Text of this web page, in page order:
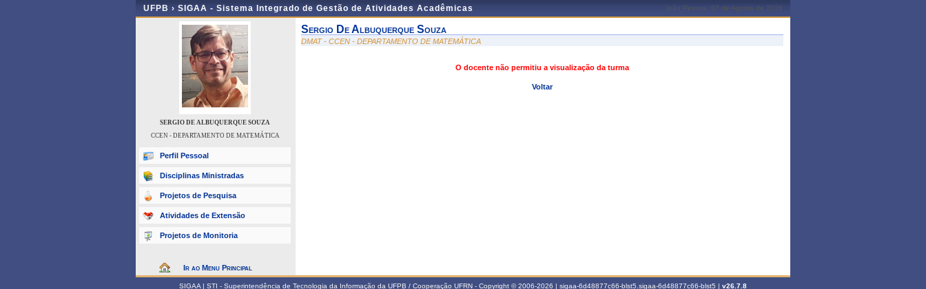
UFPB › SIGAA - Sistema Integrado de Gestão de Atividades Acadêmicas João Pessoa, 07 de Agosto de 2026
SERGIO DE ALBUQUERQUE SOUZA
CCEN - DEPARTAMENTO DE MATEMÁTICA
Perfil Pessoal
Disciplinas Ministradas
Projetos de Pesquisa
Atividades de Extensão
Projetos de Monitoria
Ir ao Menu Principal
Sergio De Albuquerque Souza
DMAT - CCEN - DEPARTAMENTO DE MATEMÁTICA
O docente não permitiu a visualização da turma
Voltar
SIGAA | STI - Superintendência de Tecnologia da Informação da UFPB / Cooperação UFRN - Copyright © 2006-2026 | sigaa-6d48877c66-blst5.sigaa-6d48877c66-blst5 | v26.7.8